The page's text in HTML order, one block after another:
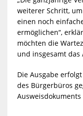
weiterer Schritt,
einen noch
ermöglichen“,
möchten die
und insgesamt das
Die Ausgabe
des Bürgerbüros